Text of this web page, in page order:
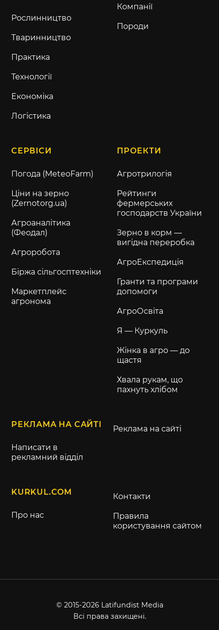
Рослинництво
Тваринництво
Практика
Технології
Економіка
Логістика
Компанії
Породи
СЕРВІСИ
Погода (MeteoFarm)
Ціни на зерно
(Zernotorg.ua)
Агроаналітика
(Феодал)
Агроробота
Біржа сільгосптехніки
Маркетплейс
агронома
ПРОЕКТИ
Агротрилогія
Рейтинги
фермерських
господарств України
Зерно в корм —
вигідна переробка
АгроЕкспедиція
Гранти та програми
допомоги
АгроОсвіта
Я — Куркуль
Жінка в агро — до
щастя
Хвала рукам, що
пахнуть хлібом
РЕКЛАМА НА САЙТІ
Написати в
рекламний відділ
Реклама на сайті
KURKUL.COM
Про нас
Контакти
Правила
користування сайтом
© 2015-2026 Latifundist Media
Всі права захищені.